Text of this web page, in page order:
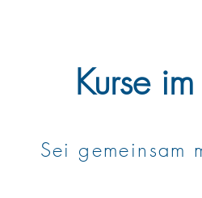
Kurse
Sei gemeinsam